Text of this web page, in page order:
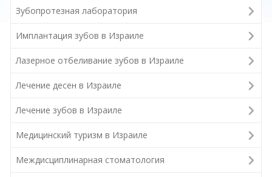
Зубопротезная лаборатория
Имплантация зубов в Израиле
Лазерное отбеливание зубов в Израиле
Лечение десен в Израиле
Лечение зубов в Израиле
Медицинский туризм в Израиле
Междисциплинарная стоматология